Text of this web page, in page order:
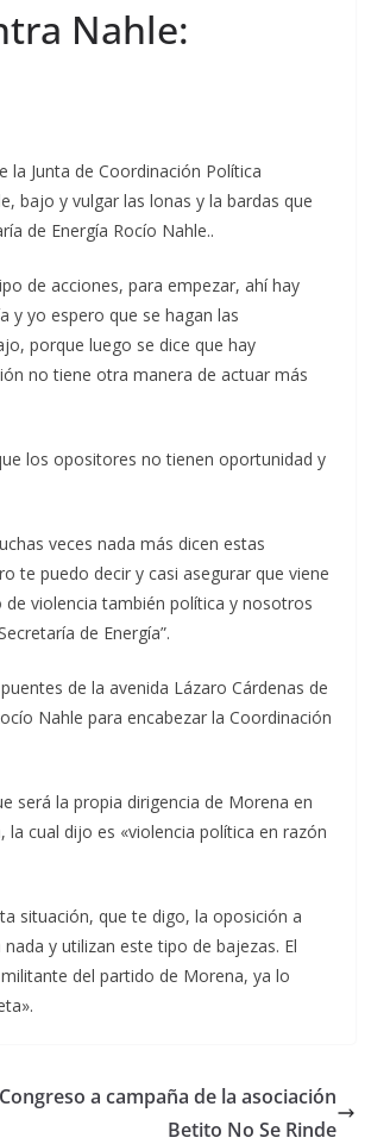
Nahle:
la Junta de Coordinación Política
bajo y vulgar las lonas y la bardas que
de Energía Rocío Nahle..
de acciones, para empezar, ahí hay
y yo espero que se hagan las
porque luego se dice que hay
no tiene otra manera de actuar más
los opositores no tienen oportunidad y
veces nada más dicen estas
te puedo decir y casi asegurar que viene
violencia también política y nosotros
de Energía”.
de la avenida Lázaro Cárdenas de
Nahle para encabezar la Coordinación
será la propia dirigencia de Morena en
cual dijo es «violencia política en razón
situación, que te digo, la oposición a
y utilizan este tipo de bajezas. El
del partido de Morena, ya lo
a campaña de la asociación
Betito No Se Rinde